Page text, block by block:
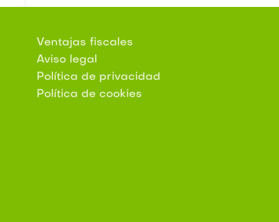
Ventajas fiscales
Aviso legal
Política de privacidad
Política de cookies